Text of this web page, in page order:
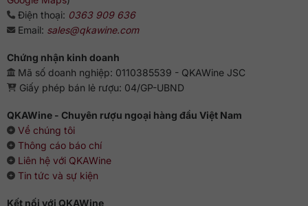
Điện thoại: 0363 909 636
Email: sales@qkawine.com
Chứng nhận kinh doanh
Mã số doanh nghiệp: 0110385539 - QKAWine JSC
Giấy phép bán lẻ rượu: 04/GP-UBND
QKAWine - Chuyên rượu ngoại hàng đầu Việt Nam
Về chúng tôi
Thông cáo báo chí
Liên hệ với QKAWine
Tin tức và sự kiện
Kết nối với QKAWine